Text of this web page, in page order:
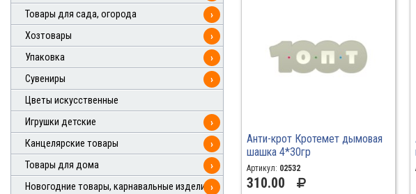
Товары для сада, огорода
›
Хозтовары
›
Упаковка
›
Сувениры
›
Цветы искусственные
Игрушки детские
›
Канцелярские товары
›
Товары для дома
›
Новогодние товары, карнавальные изделия ›
Анти-крот Кротемет дымовая
шашка 4*30гр
Артикул: 02532
310.00